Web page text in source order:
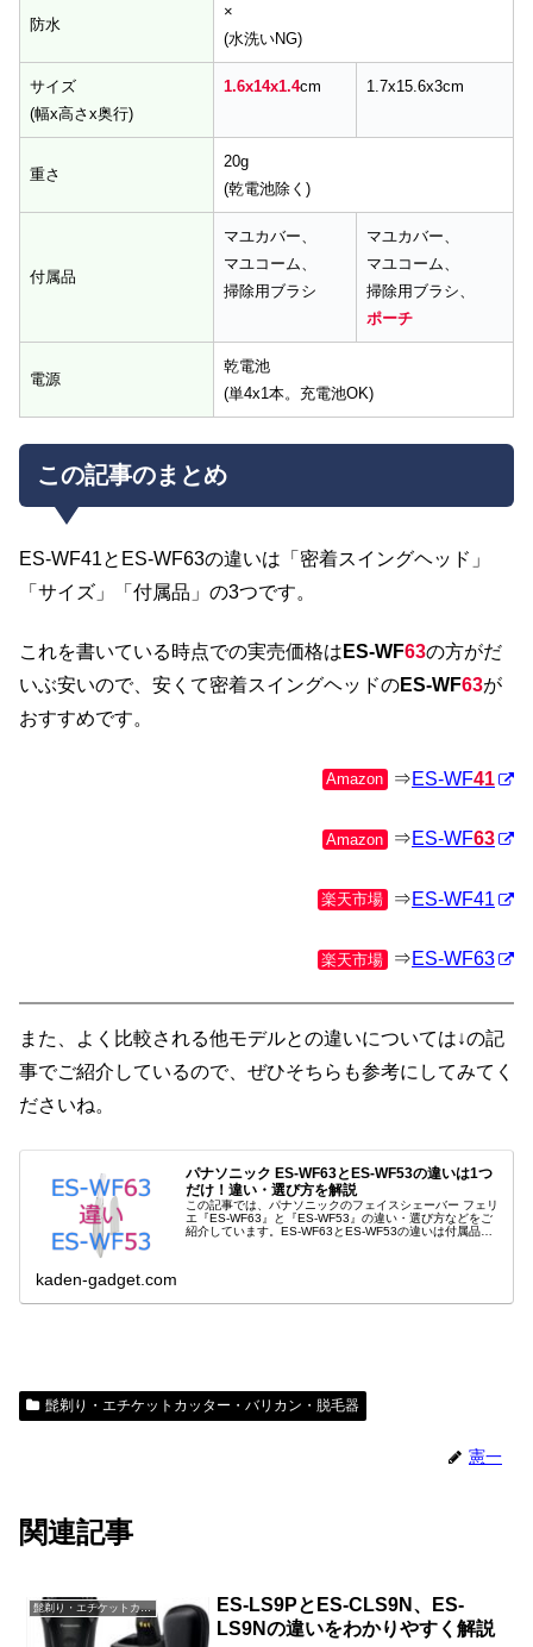
防水
×
(水洗いNG)
サイズ
(幅x高さx奥行)
1.6x14x1.4cm 1.7x15.6x3cm
重さ
20g
(乾電池除く)
付属品
マユカバー、
マユコーム、
掃除用ブラシ
マユカバー、
マユコーム、
掃除用ブラシ、
ポーチ
電源
乾電池
(単4x1本。充電池OK)
この記事のまとめ
ES-WF41とES-WF63の違いは「密着スイングヘッド」
「サイズ」「付属品」の3つです。
これを書いている時点での実売価格は ES-WF63の方がだ
いぶ安いので、安くて密着スイングヘッドのES-WF63が
おすすめです。
Amazon ⇒ES-WF41
Amazon ⇒ES-WF63
楽天市場 ⇒ES-WF41
楽天市場 ⇒ES-WF63
また、よく比較される他モデルとの違いについては↓の記
事でご紹介しているので、ぜひそちらも参考にしてみてく
ださいね。
パナソニック ES-WF63とES-WF53の違いは1つ
だけ！違い・選び方を解説
この記事では、パナソニックのフェイスシェーバー フェリ
エ『ES-WF63』と『ES-WF53』の違い・選び方などをご
紹介しています。ES-WF63とES-WF53の違いは付属品だ
kaden-gadget.com
髭剃り・エチケットカッター・バリカン・脱毛器
憲一
関連記事
髭剃り・エチケットカッター・バリカン・脱毛器
ES-LS9PとES-CLS9N、ES-
LS9Nの違いをわかりやすく解説